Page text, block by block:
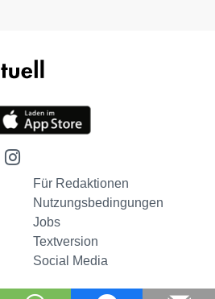
Für Redaktionen
Nutzungsbedingungen
Jobs
Textversion
Social Media